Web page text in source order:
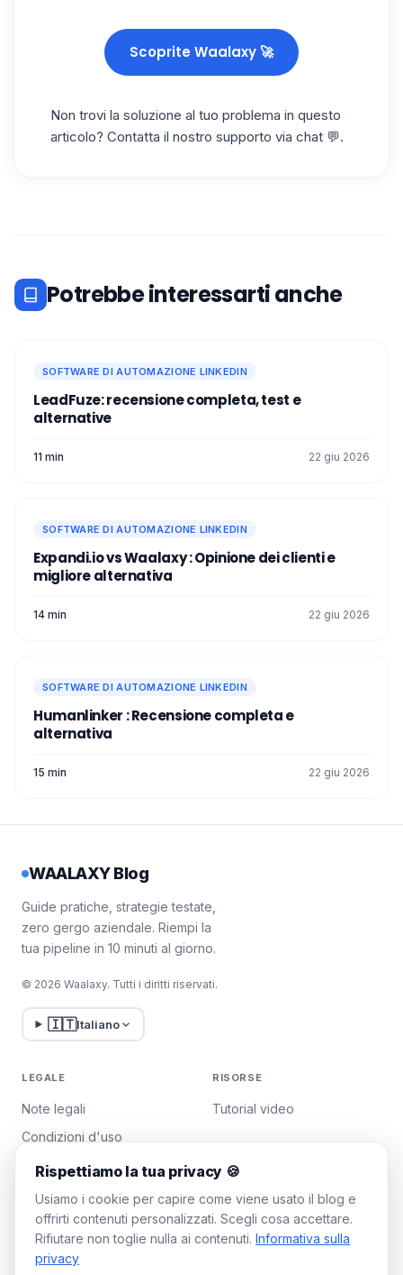
Scoprite Waalaxy 🚀
Non trovi la soluzione al tuo problema in questo
articolo? Contatta il nostro supporto via chat 💬.
Potrebbe interessarti anche
SOFTWARE DI AUTOMAZIONE LINKEDIN
LeadFuze: recensione completa, test e
alternative
11 min 22 giu 2026
SOFTWARE DI AUTOMAZIONE LINKEDIN
Expandi.io vs Waalaxy : Opinione dei clienti e
migliore alternativa
14 min 22 giu 2026
SOFTWARE DI AUTOMAZIONE LINKEDIN
Humanlinker : Recensione completa e
alternativa
15 min 22 giu 2026
WAALAXY Blog
Guide pratiche, strategie testate,
zero gergo aziendale. Riempi la
tua pipeline in 10 minuti al giorno.
© 2026 Waalaxy. Tutti i diritti riservati.
🇮🇹Italiano
LEGALE
Note legali
Condizioni d'uso
Politica sulla privacy
Gestisci i cookie
RISORSE
Tutorial video
WAALAXY
Rispettiamo la tua privacy 🍪
Usiamo i cookie per capire come viene usato il blog e
offrirti contenuti personalizzati. Scegli cosa accettare.
Rifiutare non toglie nulla ai contenuti. Informativa sulla
privacy